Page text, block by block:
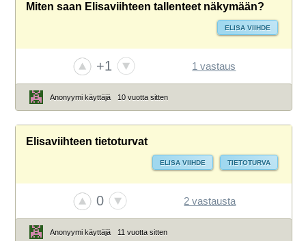
Miten saan Elisaviihteen tallenteet näkymään?
ELISA VIIHDE
+1 1 vastaus
Anonyymi käyttäjä 10 vuotta sitten
Elisaviihteen tietoturvat
ELISA VIIHDE TIETOTURVA
0 2 vastausta
Anonyymi käyttäjä 11 vuotta sitten